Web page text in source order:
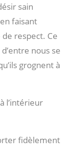
sain
faisant
respect. Ce
nous se
grognent à
l’intérieur
fidèlement